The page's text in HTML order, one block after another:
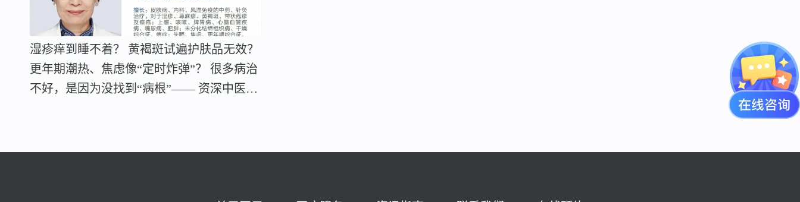
湿疹痒到睡不着？ 黄褐斑试遍护肤品无效？
更年期潮热、焦虑像“定时炸弹”？ 很多病治
不好，是因为没找到“病根”—— 资深中医师